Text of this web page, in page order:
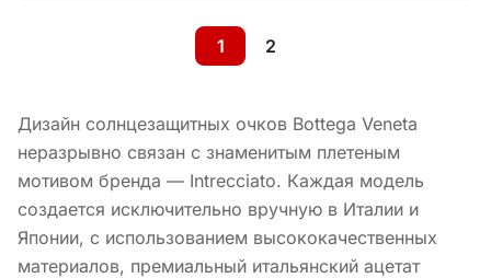
1 2
Дизайн солнцезащитных очков Bottega Veneta
неразрывно связан с знаменитым плетеным
мотивом бренда — Intrecciato. Каждая модель
создается исключительно вручную в Италии и
Японии, с использованием высококачественных
материалов, премиальный итальянский ацетат